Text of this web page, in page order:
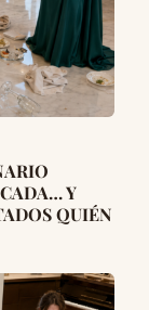
Y
QUIÉN